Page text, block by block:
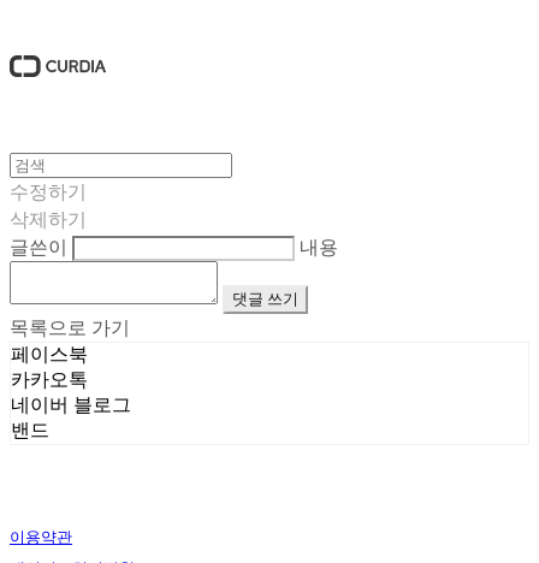
수정하기
삭제하기
글쓴이
내용
댓글 쓰기
목록으로 가기
페이스북
카카오톡
네이버 블로그
밴드
이용약관